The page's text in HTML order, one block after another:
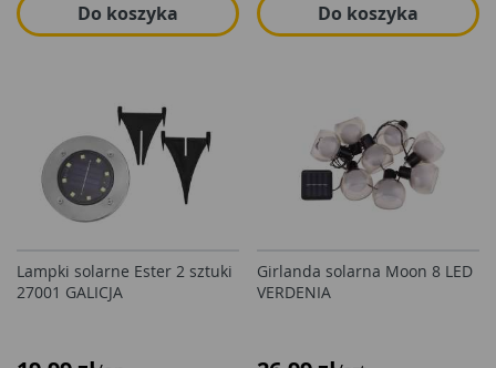
Do koszyka Do koszyka
Lampki solarne Ester 2 sztuki
27001 GALICJA
Girlanda solarna Moon 8 LED
VERDENIA